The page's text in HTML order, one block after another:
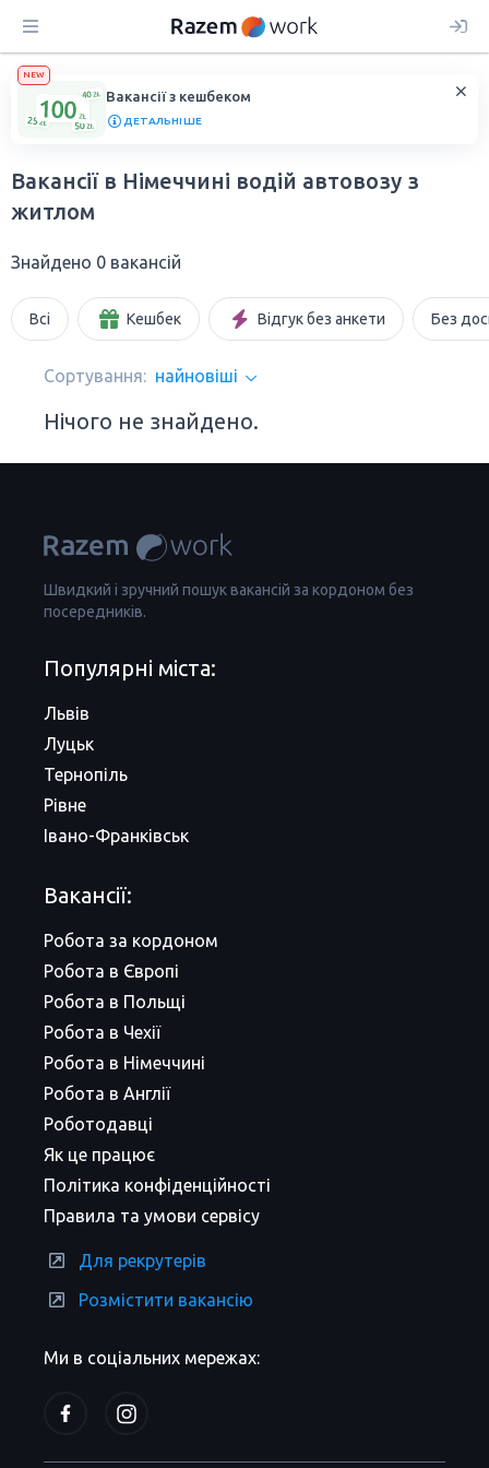
NEW
Вакансії з кешбеком
ДЕТАЛЬНІШЕ
Вакансії в Німеччині водій автовозу з
житлом
Знайдено 0 вакансій
Всі Кешбек Відгук без анкети Без
Сортування: найновіші
Нічого не знайдено.
Швидкий і зручний пошук вакансій за кордоном без
посередників.
Ми в соціальних мережах:
Популярні міста:
Львів
Луцьк
Тернопіль
Рівне
Івано-Франківськ
Вакансії:
Робота за кордоном
Робота в Європі
Робота в Польщі
Робота в Чехії
Робота в Німеччині
Робота в Англії
Роботодавці
Як це працює
Політика конфіденційності
Правила та умови сервісу
Для рекрутерів
Розмістити вакансію